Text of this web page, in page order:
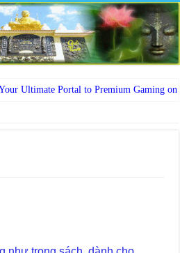
Ultimate Portal to Premium Gaming on